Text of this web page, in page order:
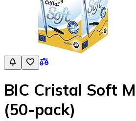
BIC Cristal Soft
(50-pack)